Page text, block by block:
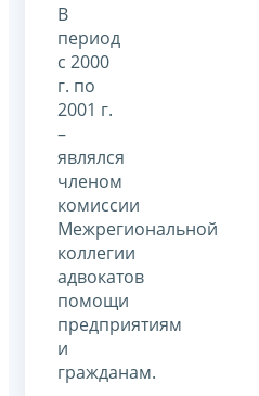
В
период
с 2000
г. по
2001 г.
–
являлся
членом
комиссии
Межрегиональной
коллегии
адвокатов
помощи
предприятиям
и
гражданам.